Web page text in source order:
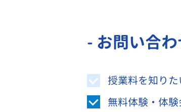
- お問い合
授業料を知りた
無料体験・体